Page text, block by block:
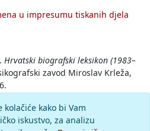
u impresumu tiskanih djela
Hrvatski biografski leksikon (1983–
zavod Miroslav Krleža,
kako bi Vam
iskustvo, za analizu